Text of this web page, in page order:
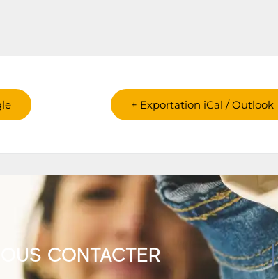
+ Exportation iCal / Outlook
CONTACTER